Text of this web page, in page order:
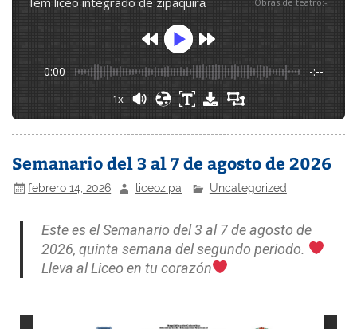
0:00 -:--
1x
Semanario del 3 al 7 de agosto de 2026
febrero 14, 2026 liceozipa Uncategorized
Este es el Semanario del 3 al 7 de agosto de
2026, quinta semana del segundo periodo.
Lleva al Liceo en tu corazón